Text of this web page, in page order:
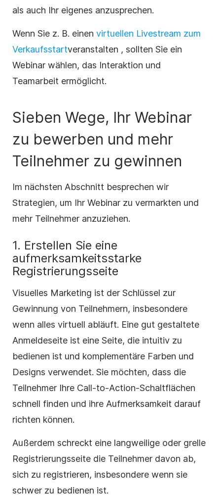
als auch Ihr eigenes anzusprechen.
Wenn Sie z. B. einen virtuellen Livestream zum
Verkaufsstartveranstalten , sollten Sie ein
Webinar wählen, das Interaktion und
Teamarbeit ermöglicht.
Sieben Wege, Ihr Webinar
zu bewerben und mehr
Teilnehmer zu gewinnen
Im nächsten Abschnitt besprechen wir
Strategien, um Ihr Webinar zu vermarkten und
mehr Teilnehmer anzuziehen.
1. Erstellen Sie eine
aufmerksamkeitsstarke
Registrierungsseite
Visuelles Marketing ist der Schlüssel zur
Gewinnung von Teilnehmern, insbesondere
wenn alles virtuell abläuft. Eine gut gestaltete
Anmeldeseite ist eine Seite, die intuitiv zu
bedienen ist und komplementäre Farben und
Designs verwendet. Sie möchten, dass die
Teilnehmer Ihre Call-to-Action-Schaltflächen
schnell finden und ihre Aufmerksamkeit darauf
richten können.
Außerdem schreckt eine langweilige oder grelle
Registrierungsseite die Teilnehmer davon ab,
sich zu registrieren, insbesondere wenn sie
schwer zu bedienen ist.